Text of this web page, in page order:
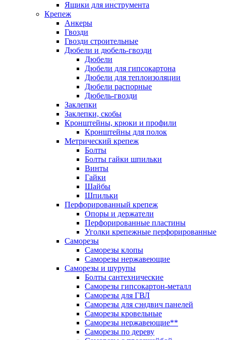
Ящики для инструмента
Крепеж
Анкеры
Гвозди
Гвозди строительные
Дюбели и дюбель-гвозди
Дюбели
Дюбели для гипсокартона
Дюбели для теплоизоляции
Дюбели распорные
Дюбель-гвозди
Заклепки
Заклепки, скобы
Кронштейны, крюки и профили
Кронштейны для полок
Метрический крепеж
Болты
Болты гайки шпильки
Винты
Гайки
Шайбы
Шпильки
Перфорированный крепеж
Опоры и держатели
Перфорированные пластины
Уголки крепежные перфорированные
Саморезы
Саморезы клопы
Саморезы нержавеющие
Саморезы и шурупы
Болты сантехнические
Саморезы гипсокартон-металл
Саморезы для ГВЛ
Саморезы для сэндвич панелей
Саморезы кровельные
Саморезы нержавеющие**
Саморезы по дереву